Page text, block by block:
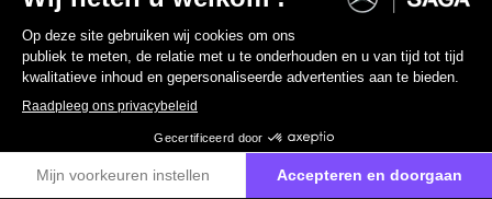
067 88 99 00Ballonfinanciering
Verlaag uw maandelijkse betalingen naar wens dankzij de
restwaarde